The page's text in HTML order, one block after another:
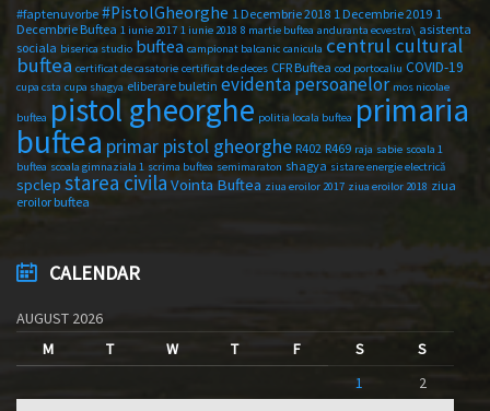
#faptenuvorbe #PistolGheorghe 1 Decembrie 2018 1 Decembrie 2019 1
Decembrie Buftea 1 iunie 2017 1 iunie 2018 8 martie buftea anduranta ecvestra\ asistenta
sociala biserica studio buftea campionat balcanic canicula centrul cultural
buftea certificat de casatorie certificat de deces CFR Buftea cod portocaliu COVID-19
cupa csta cupa shagya eliberare buletin evidenta persoanelor mos nicolae
buftea pistol gheorghe politia locala buftea primaria
buftea primar pistol gheorghe R402 R469 raja sabie scoala 1
buftea scoala gimnaziala 1 scrima buftea semimaraton shagya sistare energie electrică
spclep starea civila Vointa Buftea ziua eroilor 2017 ziua eroilor 2018 ziua
eroilor buftea
CALENDAR
AUGUST 2026
M
T W T F S
S
1
2